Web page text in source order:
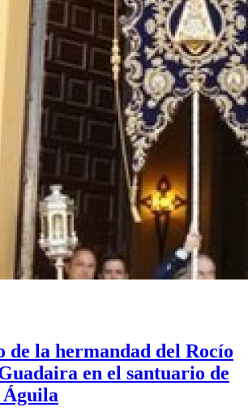
de la hermandad del Rocío
en el santuario de